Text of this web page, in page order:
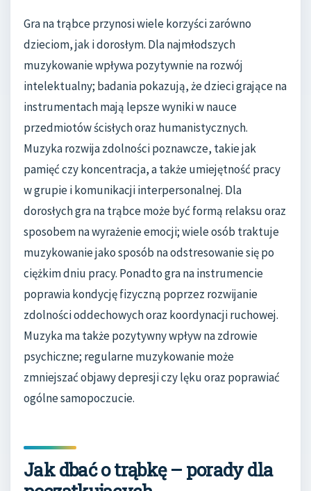
Gra na trąbce przynosi wiele korzyści zarówno
dzieciom, jak i dorosłym. Dla najmłodszych
muzykowanie wpływa pozytywnie na rozwój
intelektualny; badania pokazują, że dzieci grające na
instrumentach mają lepsze wyniki w nauce
przedmiotów ścisłych oraz humanistycznych.
Muzyka rozwija zdolności poznawcze, takie jak
pamięć czy koncentracja, a także umiejętność pracy
w grupie i komunikacji interpersonalnej. Dla
dorosłych gra na trąbce może być formą relaksu oraz
sposobem na wyrażenie emocji; wiele osób traktuje
muzykowanie jako sposób na odstresowanie się po
ciężkim dniu pracy. Ponadto gra na instrumencie
poprawia kondycję fizyczną poprzez rozwijanie
zdolności oddechowych oraz koordynacji ruchowej.
Muzyka ma także pozytywny wpływ na zdrowie
psychiczne; regularne muzykowanie może
zmniejszać objawy depresji czy lęku oraz poprawiać
ogólne samopoczucie.
Jak dbać o trąbkę – porady dla